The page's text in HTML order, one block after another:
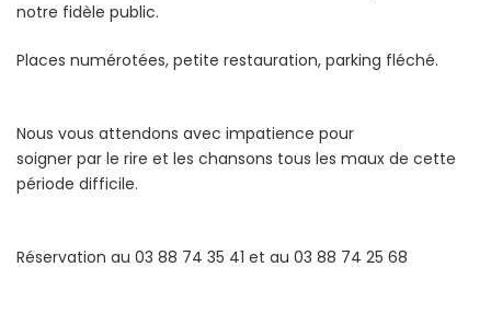
notre fidèle public.
Places numérotées, petite restauration, parking fléché.
Nous vous attendons avec impatience pour
soigner par le rire et les chansons tous les maux de cette
période difficile.
Réservation au 03 88 74 35 41 et au 03 88 74 25 68